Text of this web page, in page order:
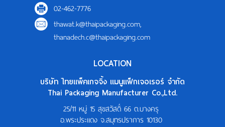
02-462-7776
thawat.k@thaipackaging.com,
thanadech.c@thaipackaging.com
LOCATION
บริษัท ไทยแพ็คเกจจิ้ง แมนูแฟ็กเจอเรอร์ จำกัด
Thai Packaging Manufacturer Co.,Ltd.
25/11 หมู่ 15 สุขสวัสดิ์ 66 ต.บางครุ
อ.พระประแดง จ.สมุทรปราการ 10130